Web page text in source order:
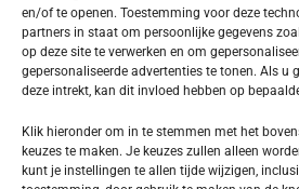
en/of te openen. Toestemming voor deze
partners in staat om persoonlijke gegevens
op deze site te verwerken en om
gepersonaliseerde advertenties te tonen. Als u
deze intrekt, kan dit invloed hebben op
Klik hieronder om in te stemmen met het
keuzes te maken. Je keuzes zullen alleen
kunt je instellingen te allen tijde wijzigen,